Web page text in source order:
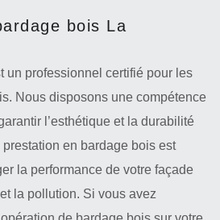
bois La
un professionnel certifié pour les
Nous disposons une compétence
l’esthétique et la durabilité
en bardage bois est
la performance de votre façade
la pollution. Si vous avez